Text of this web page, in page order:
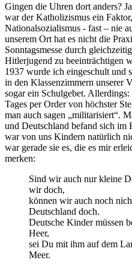
Gingen die Uhren dort anders?
war der Katholizismus ein
Nationalsozialismus - fast – nie
unserem Ort hat es nicht die
Sonntagsmesse durch
Hitlerjugend zu beeinträchtigen
1937 wurde ich eingeschult und
in den Klassenzimmern unserer
sogar ein Schulgebet.
Tages per Order von höchster
man auch sagen
militarisiert .
und Deutschland befand sich im
war von uns Kindern natürlich
war gerade sie es, die es mir
merken:
Sind wir auch nur kleine
wir doch,
können wir auch noch
Deutschland doch.
Deutsche Kinder müssen
Heer,
sei Du mit ihm auf dem
Meer.